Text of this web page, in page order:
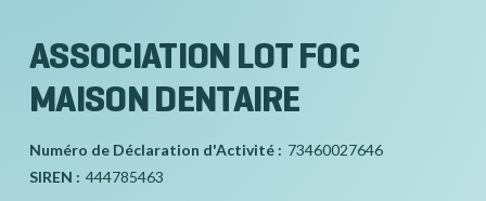
ASSOCIATION LOT FOC
MAISON DENTAIRE
Numéro de Déclaration d'Activité : 73460027646
SIREN : 444785463